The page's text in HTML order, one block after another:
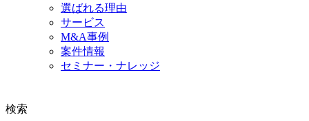
選ばれる理由
サービス
M&A事例
案件情報
セミナー・ナレッジ
検索